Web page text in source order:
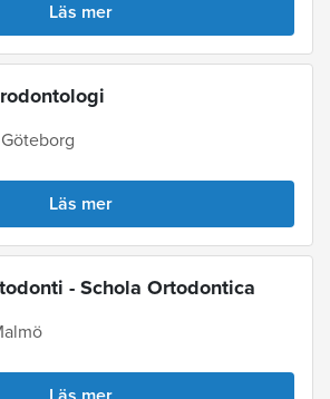
Läs mer
Göteborg
Läs mer
- Schola Ortodontica